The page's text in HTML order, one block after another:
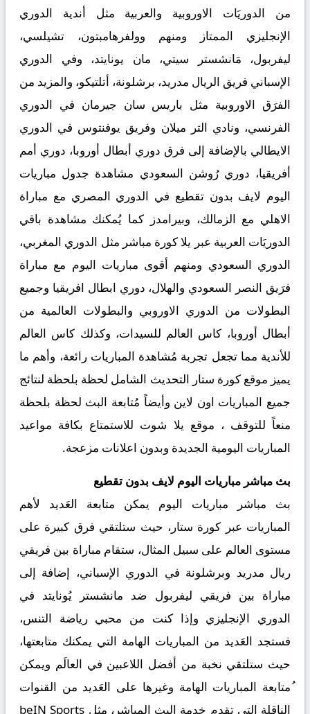
من الدوريَات الاوروبية والعربية مثل أندية الدوري
الإنجليزي الممتاز ومنهم وولفرهامبتون، تشيلسي،
ليفربول، مَانشستر سيتي، مان يونايتد، وفي الدوري
الإسباني فريق الريال مدريد، برشلونة، أتلتيكو، والمزيد من
الفرَق الاوروبية مثل باريس سان جيرمان في الدوري
الفرنسي، ونادي التر ميلان وفريق يوفنتوس في الدوري
الايطالي بالإضافة إلى فرق دوري أبطال أوروبا، دوري أمم
أفريقيا، دوري رُوشن السعودي مشاهدة جدول مباريات
اليوم لايف بدون تقطيع في الدوري المصري مع مباراة
الاهلي مع الزمالك، وبيرامدز كما يُمكنك مشاهدة باقي
الدوريَات العربية عبر يلا كورة مباشر مثل الدوري المغربي،
الدوري السعودي ومنهم أقوى مباريات اليوم مع مباراة
فرَيق النصر السعودي والهلال، دوري ابطال افريقيا وجميع
البطولات من الدوري الاوروبي والبطولات العالمية من
أبطال أوروبا، كاس العالم للسيدات، وكذلك كاس العالم
للأندية مما تجعل تجربة مُشاهدة المباريات رائعة، وأهم ما
يميز موقع كورة ستار التحديث الشامل لحظة بلحظة لنتائج
جميع المباريات اون لاين وأيضاً مُتابعة البث لحظة بلحظة
منعاً للتوقف ، موقع يلا شوت للاستمتاع بكافة مواعيد
المباريات اليومية الجديدة وبدون اعلانات مزعجة.
بث مباشر مباريات اليوم لايف بدون تقطيع
بث مباشر مباريات اليوم يمكن متابعة العَديد لأهم
المباريات عبر كورة ستار، حيث ستلتقي فرق كبيرة على
مستوى العالم على سبيل المثال، ستقام مباراة بين فريقي
ريال مدريد وبرشلونة في الدوري الإسباني، إضافة إلى
مباراة بين فريقي ليفربول ضد مانشستر يُونايتد في
الدوري الإنجليزي وإذا كنت من محبي رياضة التنس،
فستجد العَديد من المباريات الهامة التي يمكنك متابعتها،
حيث ستلتقي نخبة من أفضل اللاعبين في العالَم ويمكن
ُمتابعة المباريات الهامة وغيرها على العَديد من القنوات
الناقلة التي تقدم خدمة البث المباشر، مثل beIN Sports